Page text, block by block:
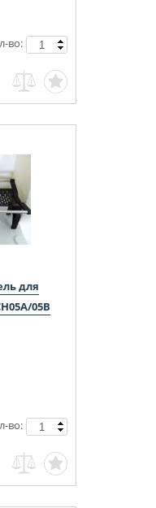
во:
для
05B
во: